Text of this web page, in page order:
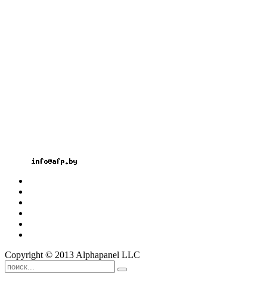
Copyright © 2013 Alphapanel LLC